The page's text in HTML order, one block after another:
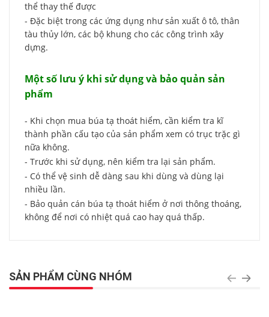
thể thay thế được
- Đặc biệt trong các ứng dụng như sản xuất ô tô, thân
tàu thủy lớn, các bộ khung cho các công trình xây
dựng.
Một số lưu ý khi sử dụng và bảo quản sản
phẩm
- Khi chọn mua búa tạ thoát hiểm, cần kiểm tra kĩ
thành phần cấu tạo của sản phẩm xem có trục trặc gì
nữa không.
- Trước khi sử dụng, nên kiểm tra lại sản phẩm.
- Có thể vệ sinh dễ dàng sau khi dùng và dùng lại
nhiều lần.
- Bảo quản cán búa tạ thoát hiểm ở nơi thông thoáng,
không để nơi có nhiệt quá cao hay quá thấp.
SẢN PHẨM CÙNG NHÓM